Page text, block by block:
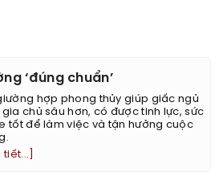
‘đúng chuẩn’
hợp phong thủy giúp giấc ngủ
gia chủ sâu hơn, có được tinh lực, sức
tốt để làm việc và tận hưởng cuộc
tiết...]